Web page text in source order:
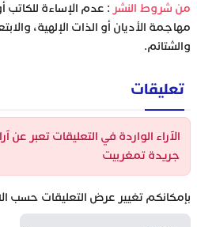
‫من شروط النشر : عدم الإساءة
مهاجمة الأديان أو الذات الإلهية،
والشتائم.
تعليقات
الآراء الواردة في التعليقات تعبر عن
جريدة تمغربيت
بإمكانكم تغيير عرض التعليقات حسب